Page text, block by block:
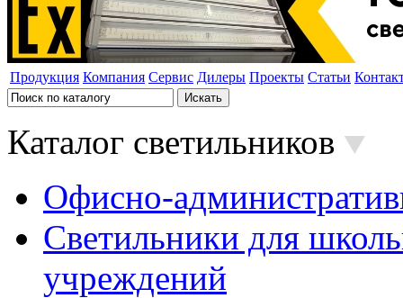
Продукция Компания Сервис Дилеры Проекты Статьи
Каталог светильников
Офисно-
Светильники для
учреждений